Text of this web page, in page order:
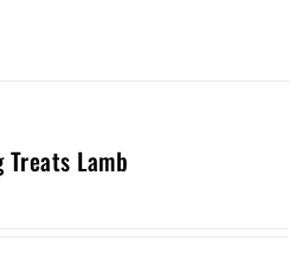
Treats Lamb